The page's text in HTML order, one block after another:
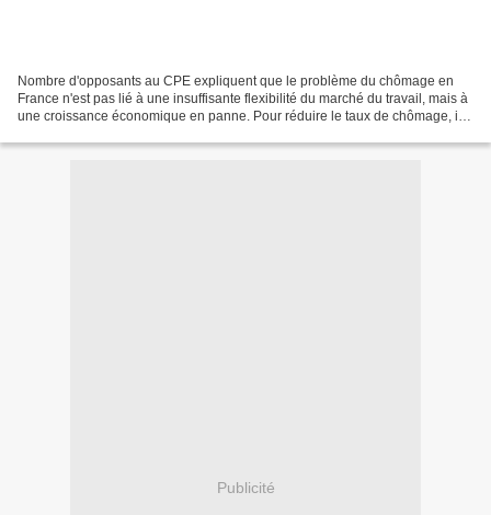
Nombre d'opposants au CPE expliquent que le problème du chômage en
France n'est pas lié à une insuffisante flexibilité du marché du travail, mais à
une croissance économique en panne. Pour réduire le taux de chômage, il
Publicité